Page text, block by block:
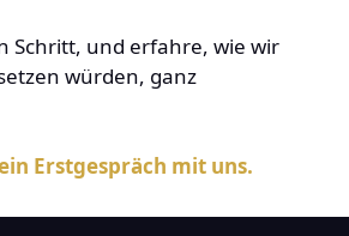
Schritt, und erfahre, wie wir
würden, ganz
Erstgespräch mit uns.